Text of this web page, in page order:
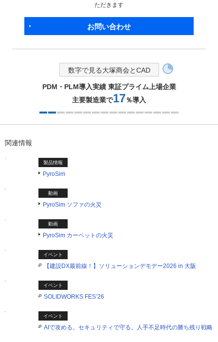
ただきます
お問い合わせ
数字で見る大塚商会とCAD
PDM・PLM導入実績 東証プライム上場企業
主要製造業で17％導入
関連情報
製品情報
PyroSim
動画
PyroSim ソファの火災
動画
PyroSim カーペットの火災
イベント
【建設DX最前線！】ソリューションデモデー2026 in 大阪
イベント
SOLIDWORKS FES’26
イベント
AIで攻める。セキュリティで守る。人手不足時代の勝ち残り戦略